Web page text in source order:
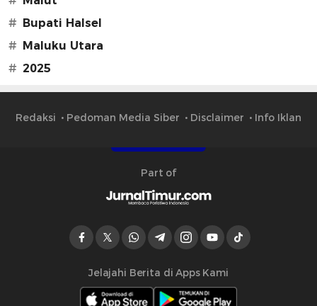
#
Bupati Halsel
#
Maluku Utara
# 2025
Redaksi Pedoman Media Siber Disclaimer Info Iklan
Part of
Jelajahi Berita di Apps Kami